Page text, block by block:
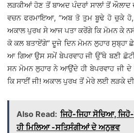
ਲੜਕੀਆਂ ਹੋਣ ਤੋਂ ਬਾਅਦ ਪੰਦਰਾਂ ਸਾਲਾਂ ਤੋਂ ਔਲਾਦ
ਵਚਨ ਫਰਮਾਇਆ, ”ਅਬ ਤੋ ਤੁਮ ਬੂਢੇ ਹੋ ਚੁਕੇ ਹੋ,
ਅਕਾਲ ਪੁਰਖ ਸੇ ਆਜ ਪਤਾ ਕਰੇਂਗੇ ਕਿ ਮੋਮਨ ਕੇ
ਕੋ ਕਲ ਬਤਾਏਂਗੇ” ਦੂਜੇ ਦਿਨ ਮੋਮਨ ਲੁਹਾਰ ਸੁਬ੍ਹਾ
ਆ ਗਿਆ ਉਸ ਸਮੇਂ ਬੇਪਰਵਾਹ ਜੀ ਉੱਥੇ ਬਣੀ ਛੋਟੀ
ਸਨ ਮੋਮਨ ਲੁਹਾਰ ਨੇ ਆਉਂਦੇ ਹੀ ਬੇਪਰਵਾਹ ਜੀ ਦੇ
ਕਿ ਸਾਈਂ ਜੀ! ਅਕਾਲ ਪੁਰਖ ਤੋਂ ਮੇਰੇ ਲਈ ਲੜਕੇ
Also Read: ਜਿਹੋ-ਜਿਹਾ ਸੋਚਿਆ,
ਹੀ ਮਿਲਿਆ -ਸਤਿਸੰਗੀਆਂ ਦੇ ਅਨੁਭਵ